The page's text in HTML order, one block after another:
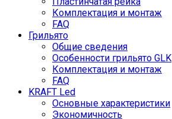
Комплектация и монтаж
FAQ
Грильято
Общие сведения
Особенности грильято GLK
Комплектация и монтаж
FAQ
KRAFT Led
Основные характеристики
Экономичность